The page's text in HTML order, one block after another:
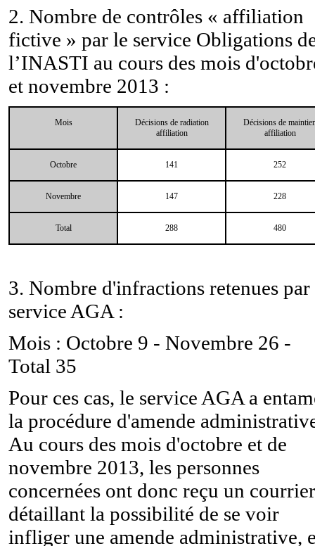
2. Nombre de contrôles « affiliation
fictive » par le service Obligations
l’INASTI au cours des mois
et novembre 2013 :
Mois
Décisions de radiation
affiliation
Décisions de
affiliation
Octobre 141 252
Novembre 147 228
Total 288 480
3. Nombre d'infractions retenues par
service AGA :
Mois : Octobre 9 - Novembre 26 -
Total 35
Pour ces cas, le service AGA a
la procédure d'amende
Au cours des mois d'octobre et de
novembre 2013, les personnes
concernées ont donc reçu un courrier
détaillant la possibilité de se voir
infliger une amende administrative,